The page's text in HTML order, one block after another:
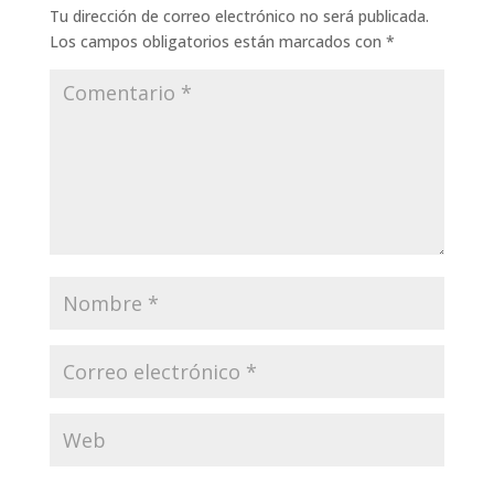
Tu dirección de correo electrónico no será publicada.
Los campos obligatorios están marcados con *